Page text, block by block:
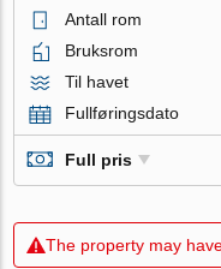
Antall rom
Bruksrom
Til havet
Fullføringsdato
Full pris
The property may